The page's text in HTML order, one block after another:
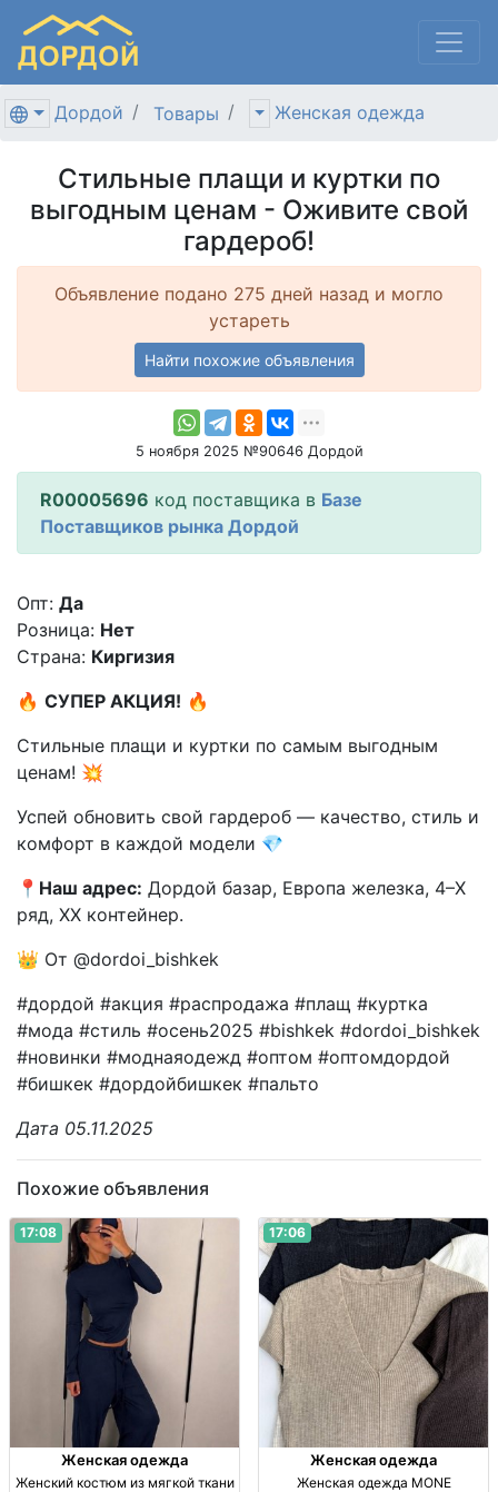
Дордой Товары Женская одежда
Стильные плащи и куртки по
выгодным ценам - Оживите свой
гардероб!
Объявление подано 275 дней назад и могло
устареть
Найти похожие объявления
5 ноября 2025 №90646 Дордой
R00005696 код поставщика в Базе
Поставщиков рынка Дордой
Опт: Да
Розница: Нет
Страна: Киргизия
🔥 СУПЕР АКЦИЯ! 🔥
Стильные плащи и куртки по самым выгодным
ценам! 💥
Успей обновить свой гардероб — качество, стиль и
комфорт в каждой модели 💎
📍 Наш адрес: Дордой базар, Европа железка, 4–X
ряд, XX контейнер.
👑 От @dordoi_bishkek
#дордой #акция #распродажа #плащ #куртка
#мода #стиль #осень2025 #bishkek #dordoi_bishkek
#новинки #моднаяодежд #оптом #оптомдордой
#бишкек #дордойбишкек #пальто
Дата 05.11.2025
Похожие объявления
17:08
Женская одежда
Женский костюм из мягкой ткани
17:06
Женская одежда
Женская одежда MONE